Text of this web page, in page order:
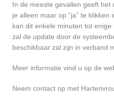
In de meeste gevallen geeft
je alleen maar op “ja” te
kan dit enkele minuten tot
zal de update door de
beschikbaar zal zijn in verband
Meer informatie vind u op de
Neem contact op met